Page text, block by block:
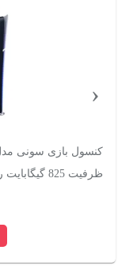
ظرفیت 825 گیگابایت ریجن CFI-2116 اروپا
‹